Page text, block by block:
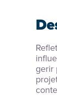
gerir